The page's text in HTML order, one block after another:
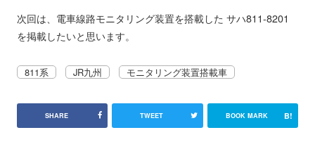
次回は、電車線路モニタリング装置を搭載した サハ811-8201
を掲載したいと思います。
811系 JR九州 モニタリング装置搭載車
SHARE TWEET BOOK MARK B!